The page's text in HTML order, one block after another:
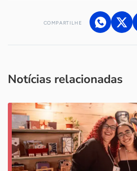
COMPARTILHE
Notícias relacionadas